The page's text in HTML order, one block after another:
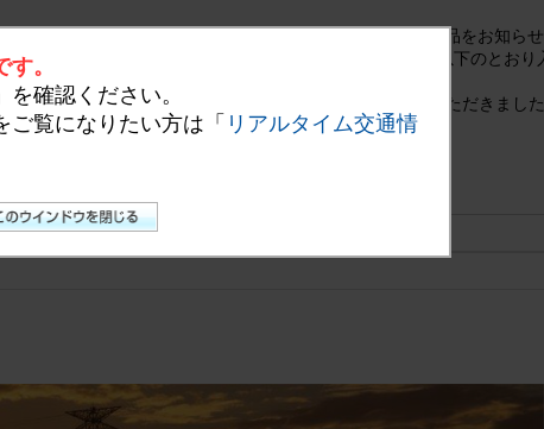
。
を確認ください。
ご覧になりたい方は「 リアルタイム交通情
した、第22回NEXCO西日本フォトコンテストの入賞作品をお知らせ
ご応募いただいた698作品から、厳正なる審査を経て、以下のとおり
やWEBサイトなどで活用させていただきます。ご応募いただきまし